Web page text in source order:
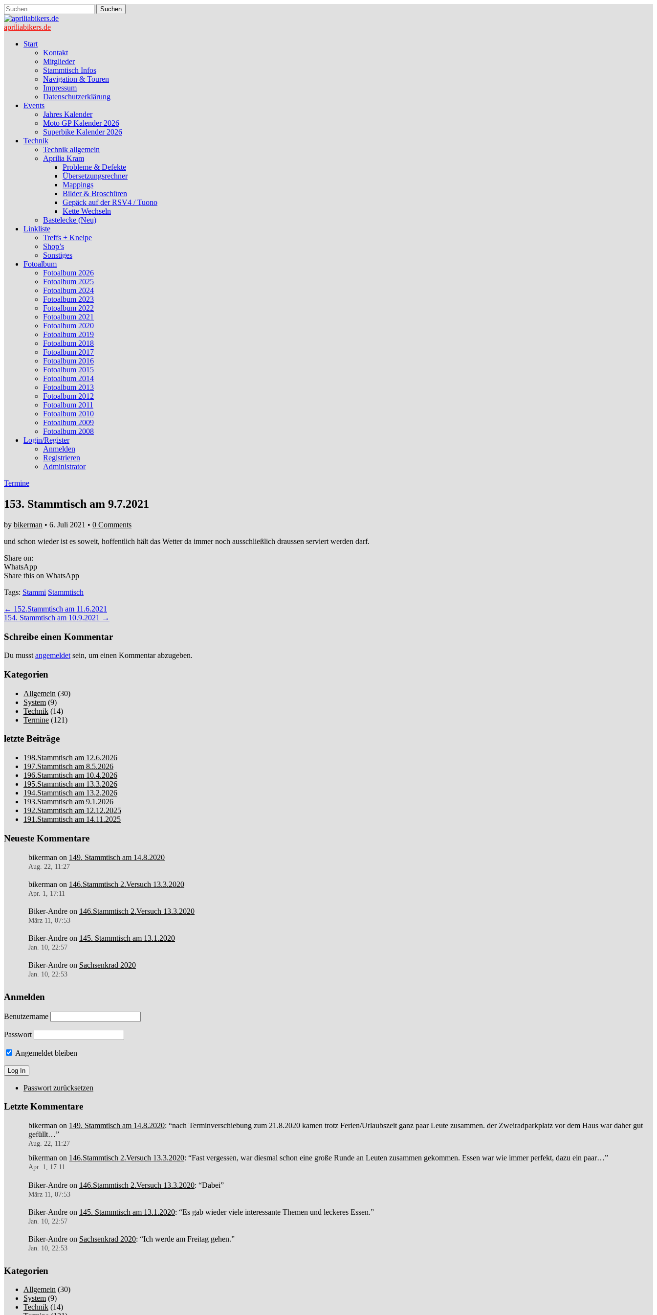
Suchen
nach:
apriliabikers.de
Main
Skip
Start
Kontakt
Mitglieder
Stammtisch Infos
Navigation & Touren
Impressum
Datenschutzerklärung
Events
Jahres Kalender
Moto GP Kalender 2026
Superbike Kalender 2026
Technik
Technik allgemein
Aprilia Kram
Probleme & Defekte
Übersetzungsrechner
Mappings
Bilder & Broschüren
Gepäck auf der RSV4 / Tuono
Kette Wechseln
Bastelecke (Neu)
Linkliste
Treffs + Kneipe
Shop’s
Sonstiges
Fotoalbum
Fotoalbum 2026
Fotoalbum 2025
Fotoalbum 2024
Fotoalbum 2023
Fotoalbum 2022
Fotoalbum 2021
Fotoalbum 2020
Fotoalbum 2019
Fotoalbum 2018
Fotoalbum 2017
Fotoalbum 2016
Fotoalbum 2015
Fotoalbum 2014
Fotoalbum 2013
Fotoalbum 2012
Fotoalbum 2011
Fotoalbum 2010
Fotoalbum 2009
Fotoalbum 2008
Login/Register
Anmelden
Registrieren
Administrator
Termine
153. Stammtisch am 9.7.2021
by bikerman • 6. Juli 2021 • 0 Comments
und schon wieder ist es soweit, hoffentlich hält das Wetter da immer noch ausschließlich draussen serviert werden darf.
Share on:
WhatsApp
Share this on WhatsApp
Tags: Stammi Stammtisch
Post
navigation
← 152.Stammtisch am 11.6.2021
154. Stammtisch am 10.9.2021 →
Schreibe einen Kommentar
Du musst angemeldet sein, um einen Kommentar abzugeben.
Kategorien
Allgemein (30)
System (9)
Technik (14)
Termine (121)
letzte Beiträge
198.Stammtisch am 12.6.2026
197.Stammtisch am 8.5.2026
196.Stammtisch am 10.4.2026
195.Stammtisch am 13.3.2026
194.Stammtisch am 13.2.2026
193.Stammtisch am 9.1.2026
192.Stammtisch am 12.12.2025
191.Stammtisch am 14.11.2025
Neueste Kommentare
bikerman on 149. Stammtisch am 14.8.2020
Aug. 22, 11:27
bikerman on 146.Stammtisch 2.Versuch 13.3.2020
Apr. 1, 17:11
Biker-Andre on 146.Stammtisch 2.Versuch 13.3.2020
März 11, 07:53
Biker-Andre on 145. Stammtisch am 13.1.2020
Jan. 10, 22:57
Biker-Andre on Sachsenkrad 2020
Jan. 10, 22:53
Anmelden
Benutzername
Passwort
Angemeldet bleiben
Passwort zurücksetzen
Letzte Kommentare
bikerman on 149. Stammtisch am 14.8.2020: “nach Terminverschiebung zum 21.8.2020 kamen trotz Ferien/Urlaubszeit ganz paar Leute zusammen. der Zweiradparkplatz vor dem Haus war daher gut
gefüllt…”
Aug. 22, 11:27
bikerman on 146.Stammtisch 2.Versuch 13.3.2020: “Fast vergessen, war diesmal schon eine große Runde an Leuten zusammen gekommen. Essen war wie immer perfekt, dazu ein paar…”
Apr. 1, 17:11
Biker-Andre on 146.Stammtisch 2.Versuch 13.3.2020: “Dabei”
März 11, 07:53
Biker-Andre on 145. Stammtisch am 13.1.2020: “Es gab wieder viele interessante Themen und leckeres Essen.”
Jan. 10, 22:57
Biker-Andre on Sachsenkrad 2020: “Ich werde am Freitag gehen.”
Jan. 10, 22:53
Kategorien
Allgemein (30)
System (9)
Technik (14)